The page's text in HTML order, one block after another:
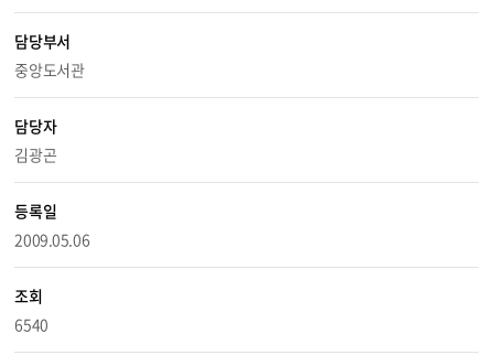
담당부서
중앙도서관
담당자
김광곤
등록일
2009.05.06
조회
6540